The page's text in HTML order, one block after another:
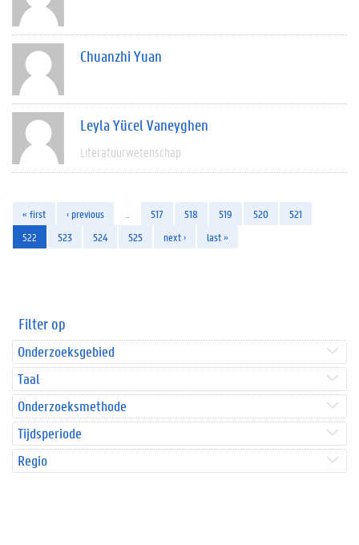
Chuanzhi Yuan
Leyla Yücel Vaneyghen
Literatuurwetenschap
« first ‹ previous 517 518 519 520
521
522
523 524 525 next › last »
Filter op
Onderzoeksgebied
Taal
Onderzoeksmethode
Tijdsperiode
Regio